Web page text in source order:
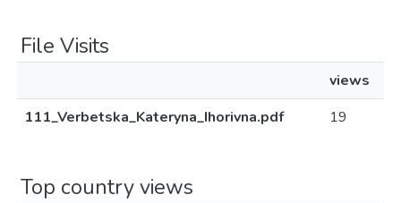
File Visits
views
111_Verbetska_Kateryna_Ihorivna.pdf
19
Top country views